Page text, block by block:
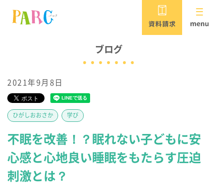
ブログ
2021年9月8日
ひがしおおさか 学び
不眠を改善！？眠れない子どもに安
心感と心地良い睡眠をもたらす圧迫
刺激とは？
児童発達支援・放課後等デイサービス
保育所等訪問支援・居宅訪問型児童発達支援
重症心身障害児対応 /
児童発達支援・放課後等デイサービス
パルク ウィル